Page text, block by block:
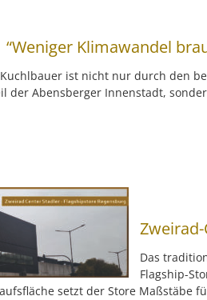
“Weniger Klimawandel
ist nicht nur durch den
der Abensberger Innenstadt,
Das
Flagship-
setzt der Store Maßstäbe